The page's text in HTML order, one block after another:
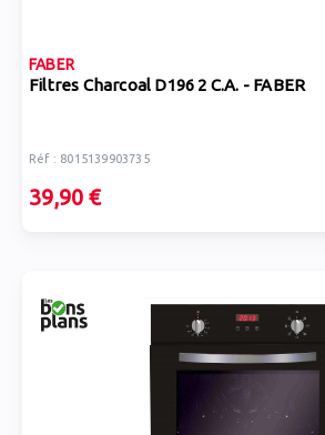
FABER
Filtres Charcoal D196 2 C.A. - FABER
Réf : 8015139903735
39,90 €